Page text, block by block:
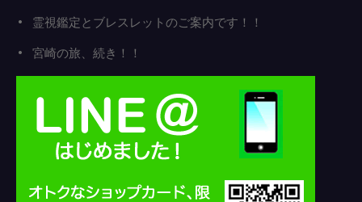
霊視鑑定とブレスレットのご案内です！！
宮崎の旅、続き！！